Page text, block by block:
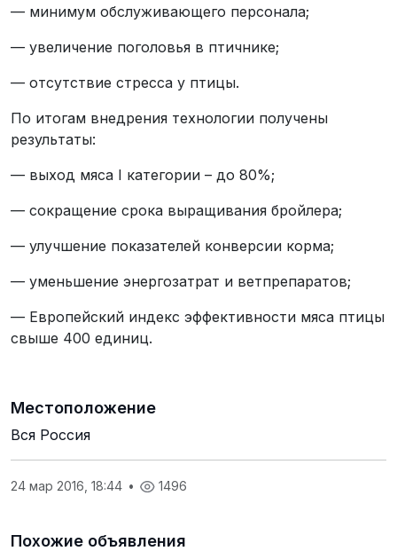
— минимум обслуживающего персонала;
— увеличение поголовья в птичнике;
— отсутствие стресса у птицы.
По итогам внедрения технологии получены
результаты:
— выход мяса I категории – до 80%;
— сокращение срока выращивания бройлера;
— улучшение показателей конверсии корма;
— уменьшение энергозатрат и ветпрепаратов;
— Европейский индекс эффективности мяса птицы
свыше 400 единиц.
Местоположение
Вся Россия
24 мар 2016, 18:44 • 1496
Похожие объявления